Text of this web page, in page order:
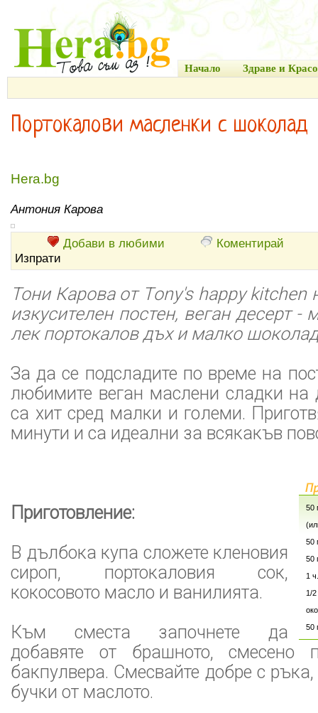
Начало Здраве и
Портокалови масленки с шоколад
Hera.bg
Антония Карова
Добави в любими
Коментирай
Изпрати
Тони Карова от Тony's happy kitchen
изкусителен постен, веган десерт -
лек портокалов дъх и малко
За да се подсладите по време на
любимите веган маслени сладки на
са хит сред малки и големи.
минути и са идеални за всякакъв
50
50
50
1
1/
50
Приготовление:
В дълбока купа сложете кленовия
сироп, портокаловия сок,
кокосовото масло и ванилията.
Към сместа започнете да
добавяте от брашното, смесено
бакпулвера. Смесвайте добре с
бучки от маслото.